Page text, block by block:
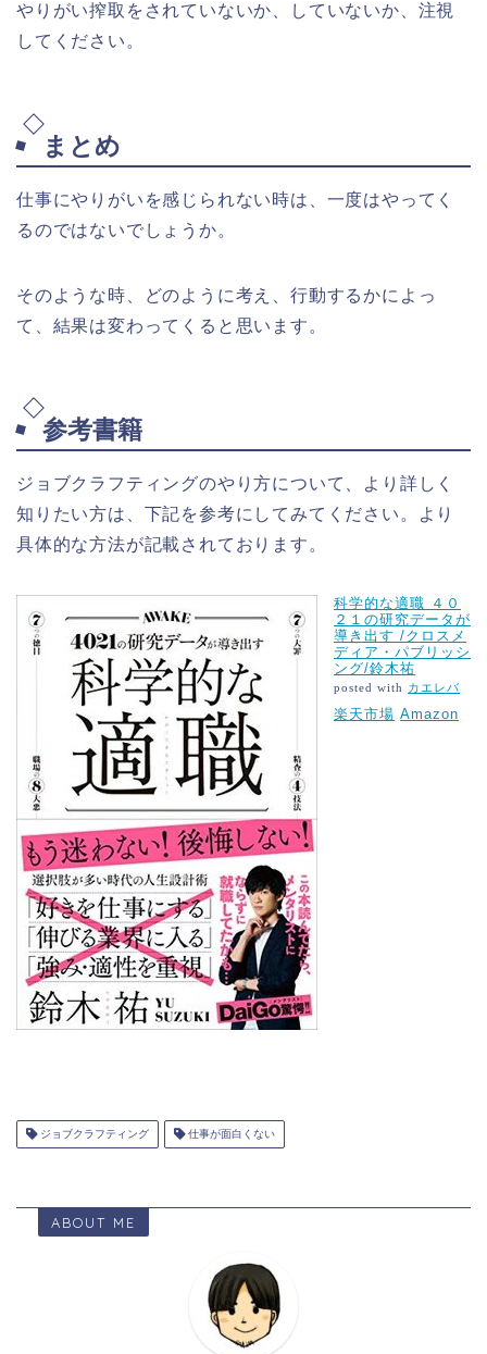
やりがい搾取をされていないか、していないか、注視
してください。
まとめ
仕事にやりがいを感じられない時は、一度はやってく
るのではないでしょうか。
そのような時、どのように考え、行動するかによっ
て、結果は変わってくると思います。
参考書籍
ジョブクラフティングのやり方について、より詳しく
知りたい方は、下記を参考にしてみてください。より
具体的な方法が記載されております。
科学的な適職 ４０
２１の研究データが
導き出す /クロスメ
ディア・パブリッシ
ング/鈴木祐
posted with カエレバ
楽天市場 Amazon
ジョブクラフティング 仕事が面白くない
ABOUT ME